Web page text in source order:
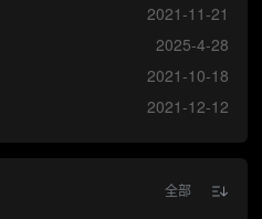
2021-11-21
2025-4-28
2021-10-18
2021-12-12
全部